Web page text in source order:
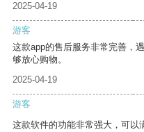
2025-04-19
游客
这款app的售后服务非常完善，
够放心购物。
2025-04-19
游客
这款软件的功能非常强大，可以